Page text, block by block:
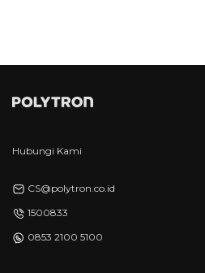
Hubungi Kami
CS@polytron.co.id
1500833
0853 2100 5100